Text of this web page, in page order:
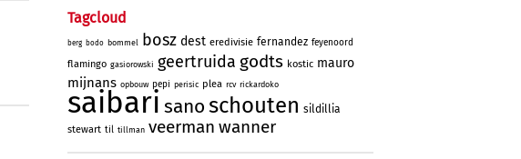
Tagcloud
berg bodo bommel bosz dest eredivisie fernandez feyenoord
flamingo gasiorowski geertruida godts kostic mauro
mijnans opbouw pepi perisic plea rcv rickardoko
saibari sanoschouten sildillia
stewart til tillman veerman wanner